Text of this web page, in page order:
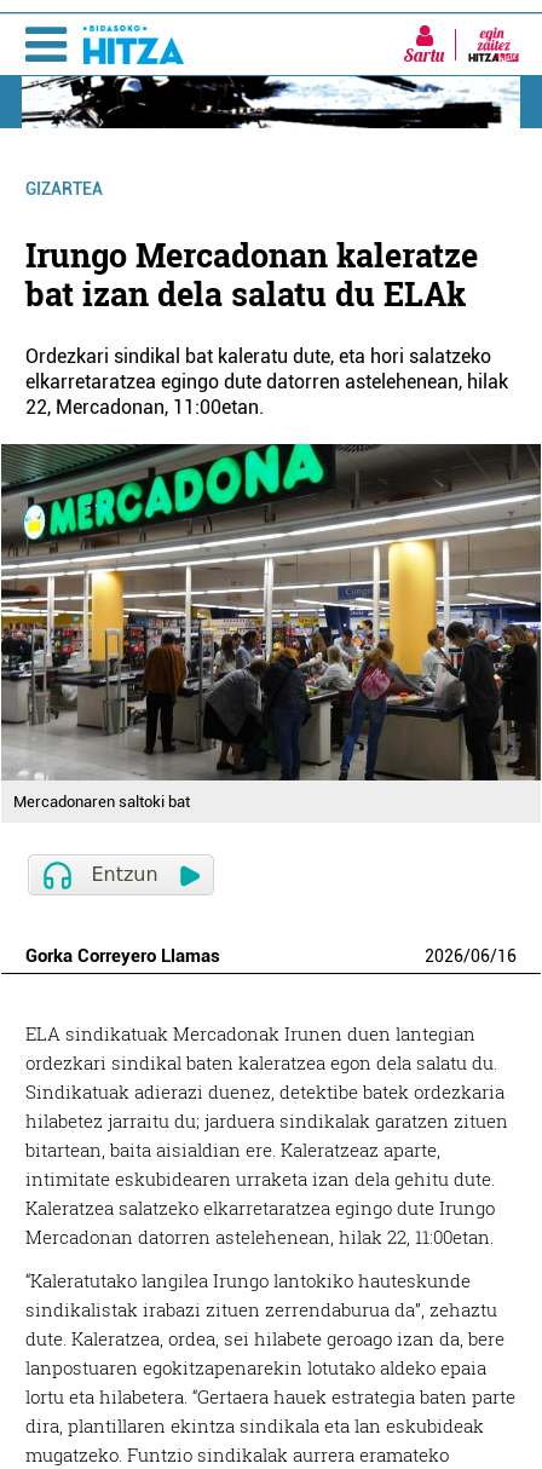
Sartu
GIZARTEA
Irungo Mercadonan kaleratze
bat izan dela salatu du ELAk
Ordezkari sindikal bat kaleratu dute, eta hori salatzeko
elkarretaratzea egingo dute datorren astelehenean, hilak
22, Mercadonan, 11:00etan.
Mercadonaren saltoki bat
Gorka Correyero Llamas 2026/06/16
ELA sindikatuak Mercadonak Irunen duen lantegian
ordezkari sindikal baten kaleratzea egon dela salatu du.
Sindikatuak adierazi duenez, detektibe batek ordezkaria
hilabetez jarraitu du; jarduera sindikalak garatzen zituen
bitartean, baita aisialdian ere. Kaleratzeaz aparte,
intimitate eskubidearen urraketa izan dela gehitu dute.
Kaleratzea salatzeko elkarretaratzea egingo dute Irungo
Mercadonan datorren astelehenean, hilak 22, 11:00etan.
“Kaleratutako langilea Irungo lantokiko hauteskunde
sindikalistak irabazi zituen zerrendaburua da”, zehaztu
dute. Kaleratzea, ordea, sei hilabete geroago izan da, bere
lanpostuaren egokitzapenarekin lotutako aldeko epaia
lortu eta hilabetera. “Gertaera hauek estrategia baten parte
dira, plantillaren ekintza sindikala eta lan eskubideak
mugatzeko. Funtzio sindikalak aurrera eramateko